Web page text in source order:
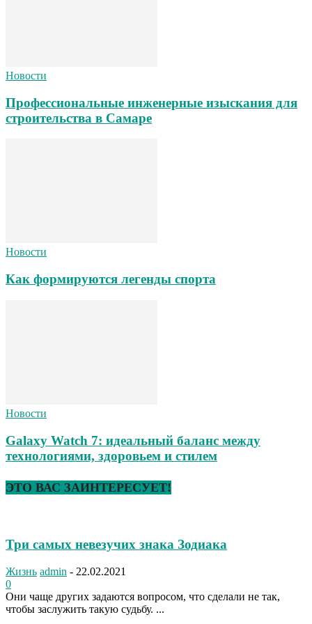
Новости
Профессиональные инженерные изыскания для
строительства в Самаре
Новости
Как формируются легенды спорта
Новости
Galaxy Watch 7: идеальный баланс между
технологиями, здоровьем и стилем
ЭТО ВАС ЗАИНТЕРЕСУЕТ!
Три самых невезучих знака Зодиака
Жизнь admin - 22.02.2021
0
Они чаще других задаются вопросом, что сделали не так,
чтобы заслужить такую судьбу. ...